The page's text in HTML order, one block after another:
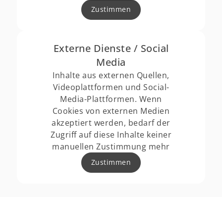
Zustimmen
Externe Dienste / Social
Media
Inhalte aus externen Quellen,
Videoplattformen und Social-
Media-Plattformen. Wenn
Cookies von externen Medien
akzeptiert werden, bedarf der
Zugriff auf diese Inhalte keiner
manuellen Zustimmung mehr
Zustimmen